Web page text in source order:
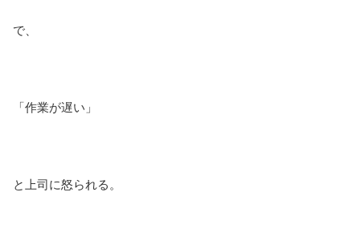
で、
「作業が遅い」
と上司に怒られる。